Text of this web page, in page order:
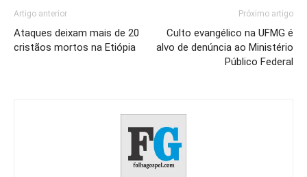
Artigo anterior
Ataques deixam mais de 20
cristãos mortos na Etiópia
Próximo artigo
Culto evangélico na UFMG é
alvo de denúncia ao Ministério
Público Federal